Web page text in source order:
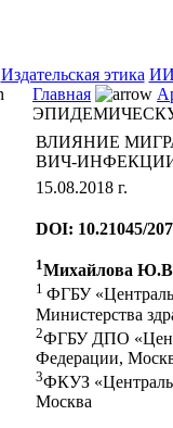
Издательская этика ИИ
Главная
ВЛИЯНИЕ
ВИЧ-
15.08.2018 г.
DOI: 10.21045/
1Михайлова
1 ФГБУ
Министерства
2ФГБУ ДПО
Федерации,
3ФКУЗ
Москва